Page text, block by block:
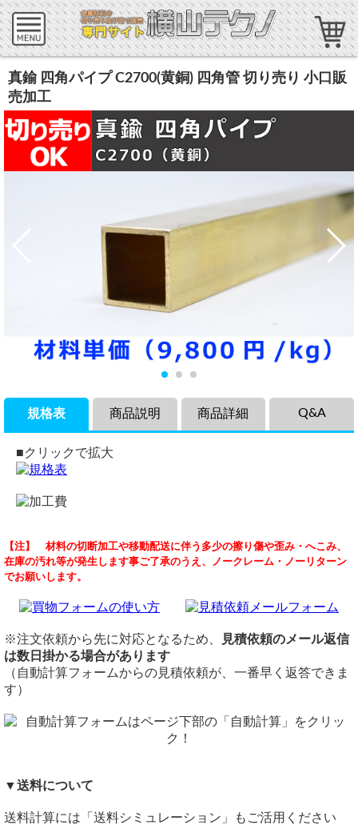
真鍮 四角パイプ C2700(黄銅) 四角管 切り売り 小口販
売加工
規格表
■クリックで拡大
商品説明
真鍮四角パイプ C2700(黄銅) の各サイズの希望寸法での切り
売りになります。
色沢が美しく、押し広げ性・絞り性・耐食性・めっき性が優
れています。用途はカメラ・カーテンレール・衛星管・装飾
用などに使用されています。
40角以上については時価見積・切寸取り寄せ（切断公差＋1
～8mm）となります。
重量1.0kg当りの基準単価9,800円（単価倍率1.00）税込
購入材料価格は希望切断寸法重量による価格となります。
入荷品は酸化による黒ずみが多く見られるものもございま
いたします。
商品詳細
真鍮四角パイプ C2700（黄銅）
切断
切断費：100円/本～
切断公差：±1.0mm ～ （A/100またはL/1000)mm
メーカー切断取り寄せの場合、切断寸法誤差はプラス目（＋
0～5mm）です。
同サイズまとめ買いで多数同時注文割引適用！ 詳しくはこち
ら>>
⇒ 真鍮 四角パイプ 定寸販売
Q&A
ートについてです。
材料は、日本製のものですか。また、注文した場合、ミルシートは
以上２点、よろしくお願いいたします。
当店取り扱いの真鍮材は全て国内メーカー品（日本製）となりま
す。
ミルシートにつきましては、
当店取り扱い商品のミルシートは発行致しません。
（材料入荷時にミルシートを取得しておりませんので発行できませ
（ 2025/06/16 ）
【注】 材料の切断加工や移動配送に伴う多少の擦り傷や歪み・へこみ、
在庫の汚れ等が発生します事ご了承のうえ、ノークレーム・ノーリターン
でお願いします。
※注文依頼から先に対応となるため、
見積依頼のメール返信
は数日掛かる場合があります
（自動計算フォームからの見積依頼が、一番早く返答できま
す）
▼送料について
送料計算には「送料シミュレーション」もご活用ください